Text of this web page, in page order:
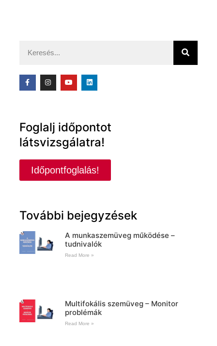
Foglalj időpontot
látsvizsgálatra!
Időpontfoglalás!
További bejegyzések
A munkaszemüveg működése –
tudnivalók
Read More »
Multifokális szemüveg – Monitor
problémák
Read More »